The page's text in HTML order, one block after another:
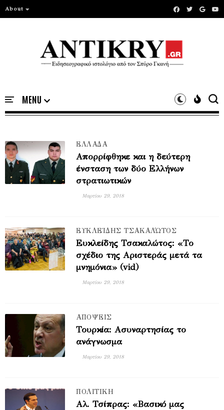
About
ΕΛΛΑΔΑ
Απορρίφθηκε και η δεύτερη
ένσταση των δύο Ελλήνων
στρατιωτικών
Μαρτίου 29, 2018
ΕΥΚΛΕΊΔΗΣ ΤΣΑΚΑΛΏΤΟΣ
Ευκλείδης Τσακαλώτος: «Το
σχέδιο της Αριστεράς μετά τα
μνημόνια» (vid)
Μαρτίου 29, 2018
ΑΠΟΨΕΙΣ
Τουρκία: Ασυναρτησίας το
ανάγνωσμα
Μαρτίου 29, 2018
ΠΟΛΙΤΙΚΗ
Αλ. Τσίπρας: «Βασικό μας